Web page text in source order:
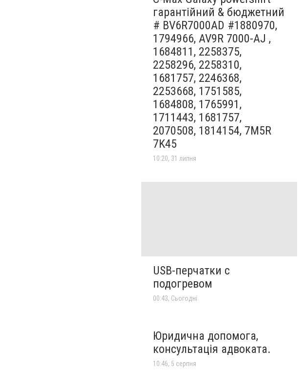
гарантійний & бюджетний
# BV6R7000AD #1880970,
1794966, AV9R 7000-AJ ,
1684811, 2258375,
2258296, 2258310,
1681757, 2246368,
2253668, 1751585,
1684808, 1765991,
1711443, 1681757,
2070508, 1814154, 7M5R
7K45
10:20, 31 липня
USB-перчатки с
подогревом
00:43, Сьогодні
Юридична допомога,
консультація адвоката.
10:46, 5 серпня